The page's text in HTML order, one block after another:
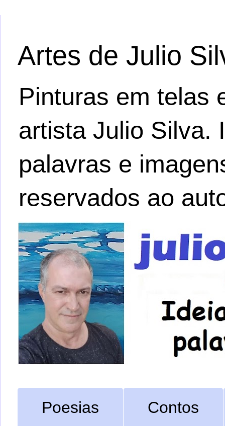
Artes de Julio
Pinturas em telas
artista Julio Silva.
palavras e
reservados ao
Poesias Contos